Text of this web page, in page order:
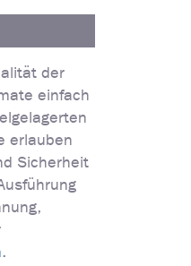
der
einfach
erlauben
Sicherheit
.